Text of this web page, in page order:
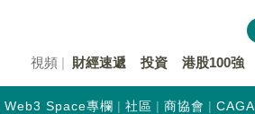
視頻 財經速遞 投資 港股100強
Web3 Space專欄 社區 商協會 CAGA